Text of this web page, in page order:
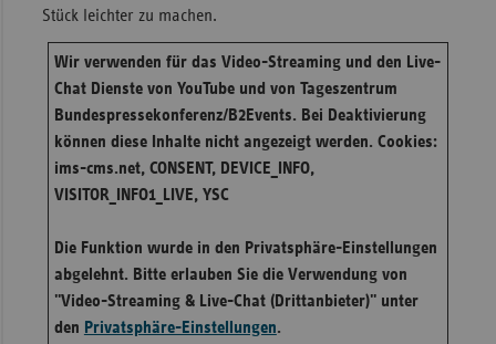
Stück leichter zu machen.
Wir verwenden für das Video-Streaming und den Live-
Chat Dienste von YouTube und von Tageszentrum
Bundespressekonferenz/B2Events. Bei Deaktivierung
können diese Inhalte nicht angezeigt werden. Cookies:
ims-cms.net, CONSENT, DEVICE_INFO,
VISITOR_INFO1_LIVE, YSC
Die Funktion wurde in den Privatsphäre-Einstellungen
abgelehnt. Bitte erlauben Sie die Verwendung von
"Video-Streaming & Live-Chat (Drittanbieter)" unter
den Privatsphäre-Einstellungen.